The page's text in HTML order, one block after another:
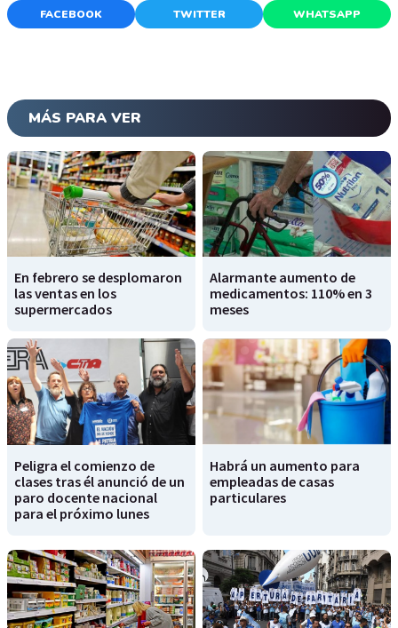
FACEBOOK TWITTER WHATSAPP
MÁS PARA VER
En febrero se desplomaron
las ventas en los
supermercados
Alarmante aumento de
medicamentos: 110% en 3
meses
Peligra el comienzo de
clases tras él anunció de un
paro docente nacional
para el próximo lunes
Habrá un aumento para
empleadas de casas
particulares